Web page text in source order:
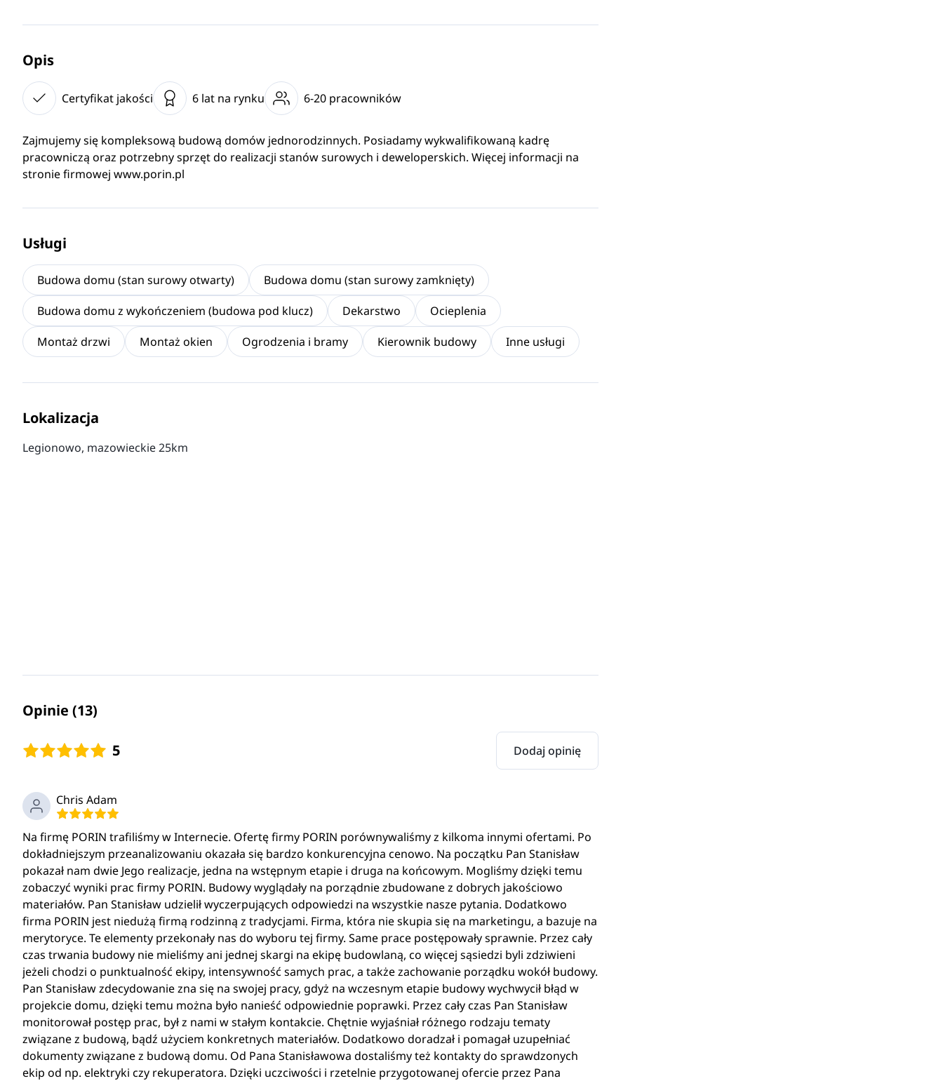
Opis
Certyfikat jakości 6 lat na rynku 6-20 pracowników
Zajmujemy się kompleksową budową domów jednorodzinnych. Posiadamy wykwalifikowaną kadrę
pracowniczą oraz potrzebny sprzęt do realizacji stanów surowych i deweloperskich. Więcej informacji na
stronie firmowej www.porin.pl
Usługi
Budowa domu (stan surowy otwarty)
Budowa domu (stan surowy zamknięty)
Budowa domu z wykończeniem (budowa pod klucz)
Dekarstwo
Ocieplenia
Montaż drzwi
Montaż okien Ogrodzenia i bramy Kierownik budowy Inne usługi
Lokalizacja
Legionowo, mazowieckie 25km
Opinie (13)
5 Dodaj opinię
Chris Adam
Na firmę PORIN trafiliśmy w Internecie. Ofertę firmy PORIN porównywaliśmy z kilkoma innymi ofertami. Po
dokładniejszym przeanalizowaniu okazała się bardzo konkurencyjna cenowo. Na początku Pan Stanisław
pokazał nam dwie Jego realizacje, jedna na wstępnym etapie i druga na końcowym. Mogliśmy dzięki temu
zobaczyć wyniki prac firmy PORIN. Budowy wyglądały na porządnie zbudowane z dobrych jakościowo
materiałów. Pan Stanisław udzielił wyczerpujących odpowiedzi na wszystkie nasze pytania. Dodatkowo
firma PORIN jest niedużą firmą rodzinną z tradycjami. Firma, która nie skupia się na marketingu, a bazuje na
merytoryce. Te elementy przekonały nas do wyboru tej firmy. Same prace postępowały sprawnie. Przez cały
czas trwania budowy nie mieliśmy ani jednej skargi na ekipę budowlaną, co więcej sąsiedzi byli zdziwieni
jeżeli chodzi o punktualność ekipy, intensywność samych prac, a także zachowanie porządku wokół budowy.
Pan Stanisław zdecydowanie zna się na swojej pracy, gdyż na wczesnym etapie budowy wychwycił błąd w
projekcie domu, dzięki temu można było nanieść odpowiednie poprawki. Przez cały czas Pan Stanisław
monitorował postęp prac, był z nami w stałym kontakcie. Chętnie wyjaśniał różnego rodzaju tematy
związane z budową, bądź użyciem konkretnych materiałów. Dodatkowo doradzał i pomagał uzupełniać
dokumenty związane z budową domu. Od Pana Stanisławowa dostaliśmy też kontakty do sprawdzonych
ekip od np. elektryki czy rekuperatora. Dzięki uczciwości i rzetelnie przygotowanej ofercie przez Pana